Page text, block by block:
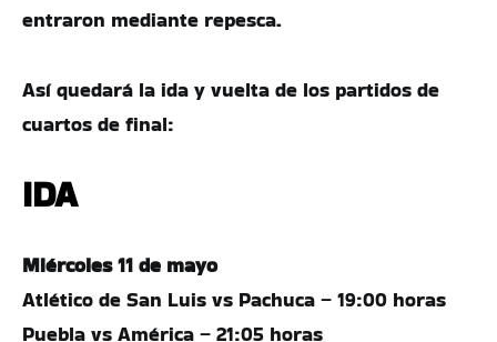
entraron mediante repesca.
Así quedará la ida y vuelta de los partidos de
cuartos de final:
IDA
Miércoles 11 de mayo
Atlético de San Luis vs Pachuca – 19:00 horas
Puebla vs América – 21:05 horas